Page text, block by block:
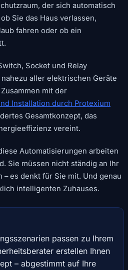
der sich automatisch
Sie das Haus verlassen,
fahren oder ob ein
Socket und Relay
aller elektrischen Geräte
mit der
Installation durch Protexium
Gesamtkonzept, das
vereint.
Automatisierungen arbeiten
Sie müssen nicht ständig an Ihr
es denkt für Sie mit. Und genau
intelligenten Zuhauses.
passen zu Ihrem
erstellen Ihnen
– abgestimmt auf Ihre